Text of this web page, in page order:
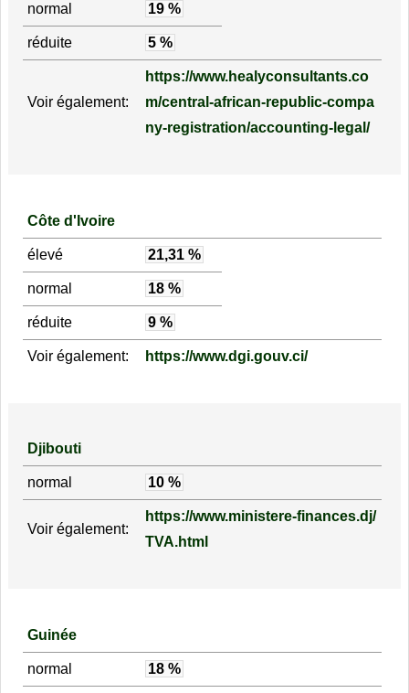
normal 19 %
réduite 5 %
Voir également:
https://www.healyconsultants.co
m/central-african-republic-compa
ny-registration/accounting-legal/
Côte d'Ivoire
élevé 21,31 %
normal 18 %
réduite 9 %
Voir également: https://www.dgi.gouv.ci/
Djibouti
normal 10 %
Voir également:
https://www.ministere-finances.dj/
TVA.html
Guinée
normal 18 %